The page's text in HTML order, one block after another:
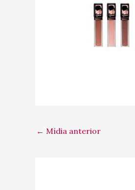
← Mídia anterior